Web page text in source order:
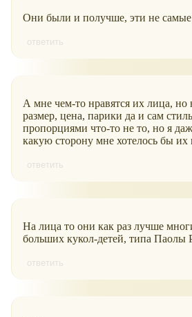
Они были и получше, эти не самые
ответить
А мне чем-то нравятся их лица, но
размер, цена, парики да и сам
пропорциями что-то не то, но я
какую сторону мне хотелось бы их
ответить
На лица то они как раз лучше
больших кукол-детей, типа Паолы
ответить